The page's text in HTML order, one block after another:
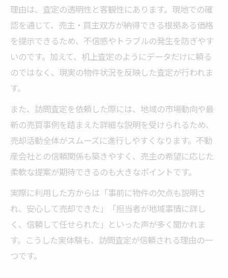
理由は、査定の透明性と客観性にあります。現地での確
認を通じて、売主・買主双方が納得できる根拠ある価格
を提示できるため、不信感やトラブルの発生を防ぎやす
いのです。加えて、机上査定のようにデータだけに頼る
のではなく、現実の物件状況を反映した査定が行われま
す。
また、訪問査定を依頼した際には、地域の市場動向や最
新の売買事例を踏まえた詳細な説明を受けられるため、
売却活動全体がスムーズに進行しやすくなります。不動
産会社との信頼関係も築きやすく、売主の希望に応じた
柔軟な提案が期待できるのも大きなポイントです。
実際に利用した方からは「事前に物件の欠点も説明さ
れ、安心して売却できた」「担当者が地域事情に詳し
く、信頼して任せられた」といった声が多く聞かれま
す。こうした実体験も、訪問査定が信頼される理由の一
つです。